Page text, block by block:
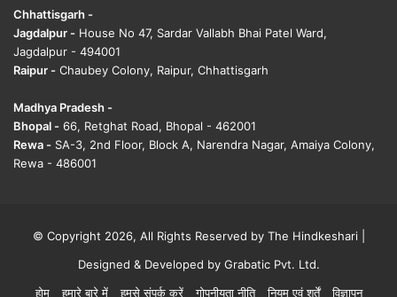
Chhattisgarh -
Jagdalpur - House No 47, Sardar Vallabh Bhai Patel Ward,
Jagdalpur - 494001
Raipur - Chaubey Colony, Raipur, Chhattisgarh
Madhya Pradesh -
Bhopal - 66, Retghat Road, Bhopal - 462001
Rewa - SA-3, 2nd Floor, Block A, Narendra Nagar, Amaiya Colony,
Rewa - 486001
© Copyright 2026, All Rights Reserved by The Hindkeshari |
Designed & Developed by Grabatic Pvt. Ltd.
होम
हमारे बारे में हमसे संपर्क करें गोपनीयता नीति नियम एवं शर्तें विज्ञापन